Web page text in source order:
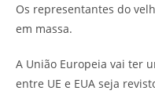
Os representantes do
em massa.
A União Europeia vai ter
entre UE e EUA seja